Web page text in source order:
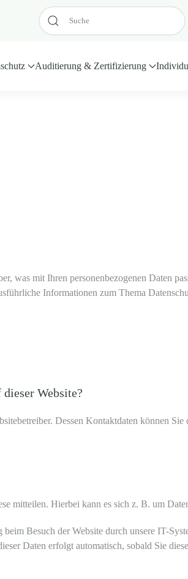
Auditierung & Zertifizierung
was mit Ihren personenbezogenen Daten
Informationen zum Thema
Website?
Dessen Kontaktdaten können
mitteilen. Hierbei kann es sich z. B. um
Besuch der Website durch unsere IT-
Daten erfolgt automatisch, sobald Sie